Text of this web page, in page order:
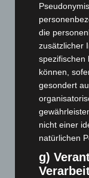
Celle: Mensch
5. August 2026
Gasleitung bei
beschädigt
5. August 2026
Anklage nach
3. August 2026
Hannover:
2. August 2026
die
zusätzlicher
spezifischen
können,
gesondert
nicht einer
natürlichen
g)